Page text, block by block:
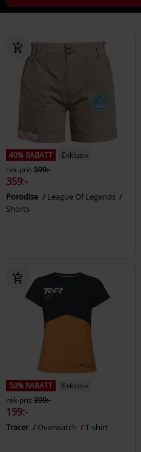
40% RABATT
Exklusiv
rek-pris 599:-
359:-
Porodise
League Of Legends
Shorts
50% RABATT
Exklusiv
rek-pris 399:-
199:-
Tracer Overwatch T-shirt